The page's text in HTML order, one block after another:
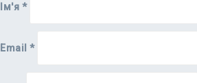
Ім'я *
Email *